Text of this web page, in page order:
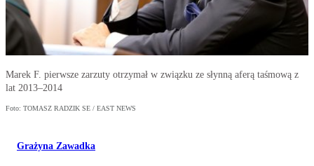
Marek F. pierwsze zarzuty otrzymał w związku ze słynną aferą taśmową z
lat 2013–2014
Foto: TOMASZ RADZIK SE / EAST NEWS
Grażyna Zawadka